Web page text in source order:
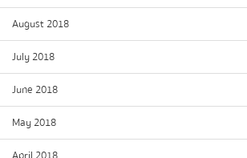
August 2018
July 2018
June 2018
May 2018